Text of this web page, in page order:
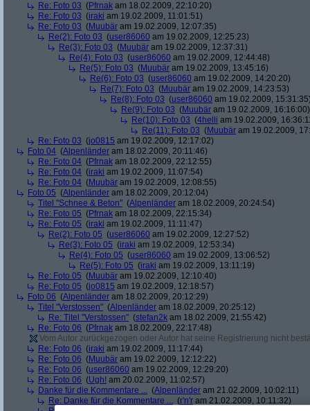
Re: Foto 03 (Pfrnak am 18.02.2009, 22:10:20)
Re: Foto 03 (iraki am 19.02.2009, 11:01:51)
Re: Foto 03 (Muubär am 19.02.2009, 12:07:35)
Re(2): Foto 03 (user86060 am 19.02.2009, 12:25:23)
Re(3): Foto 03 (Muubär am 19.02.2009, 12:37:31)
Re(4): Foto 03 (user86060 am 19.02.2009, 12:44:48)
Re(5): Foto 03 (Muubär am 19.02.2009, 13:45:16)
Re(6): Foto 03 (user86060 am 19.02.2009, 14:20:20)
Re(7): Foto 03 (Muubär am 19.02.2009, 14:23:53)
Re(8): Foto 03 (user86060 am 19.02.2009,
Re(9): Foto 03 (Muubär am 19.02.2009, 16:16:00)
Re(10): Foto 03 (4helli am 19.02.2009,
Re(11): Foto 03 (Muubär am 19.02.2009,
Re: Foto 03 (jo0815 am 19.02.2009, 12:17:02)
Foto 04 (Alpenländer am 18.02.2009, 20:11:46)
Re: Foto 04 (Pfrnak am 18.02.2009, 22:12:55)
Re: Foto 04 (iraki am 19.02.2009, 11:07:54)
Re: Foto 04 (Muubär am 19.02.2009, 12:08:55)
Foto 05 (Alpenländer am 18.02.2009, 20:12:04)
Titel "Schnee & Beton" (Alpenländer am 18.02.2009, 20:24:54)
Re: Foto 05 (Pfrnak am 18.02.2009, 22:15:34)
Re: Foto 05 (iraki am 19.02.2009, 11:11:47)
Re(2): Foto 05 (user86060 am 19.02.2009, 12:27:52)
Re(3): Foto 05 (iraki am 19.02.2009, 12:53:34)
Re(4): Foto 05 (user86060 am 19.02.2009, 13:06:52)
Re(5): Foto 05 (iraki am 19.02.2009, 13:11:19)
Re: Foto 05 (Muubär am 19.02.2009, 12:10:40)
Re: Foto 05 (jo0815 am 19.02.2009, 12:18:57)
Foto 06 (Alpenländer am 18.02.2009, 20:12:29)
Titel "Verstossen" (Alpenländer am 18.02.2009, 20:25:12)
Re: Titel "Verstossen" (stefan2k am 18.02.2009, 21:55:42)
Re: Foto 06 (Pfrnak am 18.02.2009, 22:17:48)
Vom Autor zurückgezogen oder Autor hat seine Registrierung nicht
Re: Foto 06 (iraki am 19.02.2009, 11:17:44)
Re: Foto 06 (Muubär am 19.02.2009, 12:12:22)
Re: Foto 06 (user86060 am 19.02.2009, 12:29:20)
Re: Foto 06 (Ugh! am 20.02.2009, 11:02:57)
Danke für die Kommentare ... (Alpenländer am 21.02.2009, 10:02:11)
Re: Danke für die Kommentare ... (r'n'r am 21.02.2009, 10:11:32)